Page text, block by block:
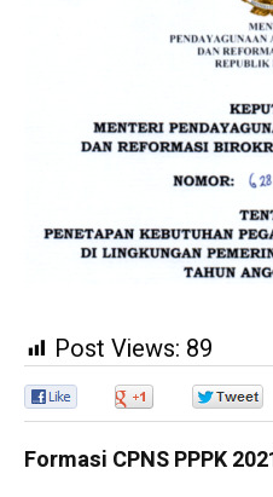
Post Views: 89
Formasi CPNS PPPK